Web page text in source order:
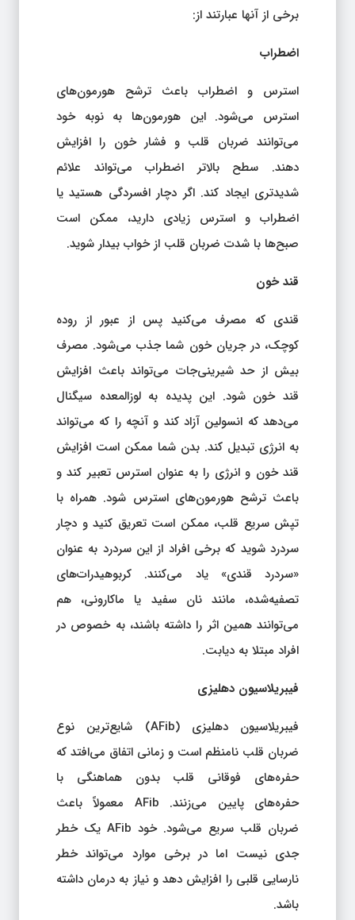
برخی از آنها عبارتند از:
اضطراب
استرس و اضطراب باعث ترشح هورمون‌های
استرس می‌شود. این هورمون‌ها به نوبه خود
می‌توانند ضربان قلب و فشار خون را افزایش
دهند. سطح بالاتر اضطراب می‌تواند علائم
شدیدتری ایجاد کند. اگر دچار افسردگی هستید یا
اضطراب و استرس زیادی دارید، ممکن است
صبح‌ها با شدت ضربان قلب از خواب بیدار شوید.
قند خون
قندی که مصرف می‌کنید پس از عبور از روده
کوچک، در جریان خون شما جذب می‌شود. مصرف
بیش از حد شیرینی‌جات می‌تواند باعث افزایش
قند خون شود. این پدیده به لوزالمعده سیگنال
می‌دهد که انسولین آزاد کند و آنچه را که می‌تواند
به انرژی تبدیل کند. بدن شما ممکن است افزایش
قند خون و انرژی را به عنوان استرس تعبیر کند و
باعث ترشح هورمون‌های استرس شود. همراه با
تپش سریع قلب، ممکن است تعریق کنید و دچار
سردرد شوید که برخی افراد از این سردرد به عنوان
«سردرد قندی» یاد می‌کنند. کربوهیدرات‌های
تصفیه‌شده، مانند نان سفید یا ماکارونی، هم
می‌توانند همین اثر را داشته باشند، به خصوص در
افراد مبتلا به دیابت.
فیبریلاسیون دهلیزی
فیبریلاسیون دهلیزی (AFib) شایع‌ترین نوع
ضربان قلب نامنظم است و زمانی اتفاق می‌افتد که
حفره‌های فوقانی قلب بدون هماهنگی با
حفره‌های پایین می‌زنند. AFib معمولاً باعث
ضربان قلب سریع می‌شود. خود AFib یک خطر
جدی نیست اما در برخی موارد می‌تواند خطر
نارسایی قلبی را افزایش دهد و نیاز به درمان داشته
باشد.